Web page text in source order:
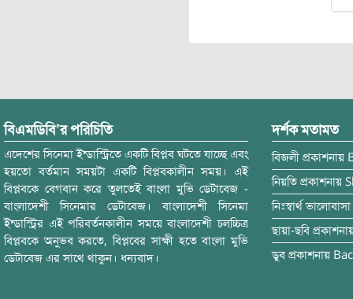
বিএমডিবি’র পরিচিতি
এদেশের সিনেমা ইন্ডাস্ট্রিতে একটি বিপ্লব ঘটতে যাচ্ছে এবং
হয়তো বর্তমান সময়টা একটি বিপ্লবকালীন সময়। এই
বিপ্লবকে বেগবান করে তুলতেই বাংলা মুভি ডেটাবেজ -
বাংলাদেশী সিনেমার ডেটাবেজ। বাংলাদেশী সিনেমা
ইন্ডাস্ট্রির এই পরিবর্তনকালীন সময়ে বাংলাদেশী চলচ্চিত্র
বিপ্লবকে অনুভব করতে, বিপ্লবের সাক্ষী হতে বাংলা মুভি
ডেটাবেজ এর সাথে থাকুন। ধন্যবাদ।
দর্শক মতামত
বিজলী প্রকাশনায়
নিয়তি প্রকাশনায়
নিঃস্বার্থ ভালোবাসা
ছায়া-ছবি
ডুব প্রকাশনায়